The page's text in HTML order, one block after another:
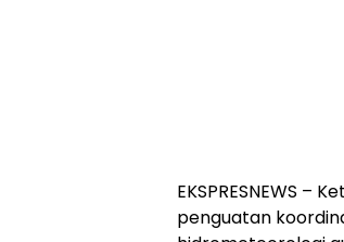
EKSPRESNEWS –
penguatan